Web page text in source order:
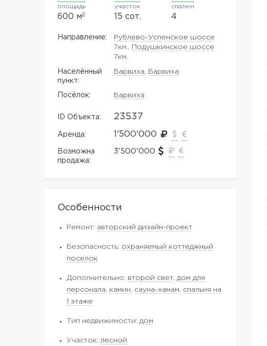
площадь
600 м2
участок
15 сот.
спален
4
Направление:
Рублево-Успенское шоссе
7км.,
Подушкинское шоссе
7км.
Населённый
пункт:
Барвиха Барвиха
Посёлок: Барвиха
ID Объекта: 23537
Аренда: 1'500'000
Возможна
продажа:
3'500'000
Особенности
Ремонт: авторский дизайн-проект
Безопасность: охраняемый коттеджный
поселок
Дополнительно: второй свет
дом для
персонала
камин сауна-хамам
спальня на
1 этаже
Тип недвижимости: дом
Участок: лесной